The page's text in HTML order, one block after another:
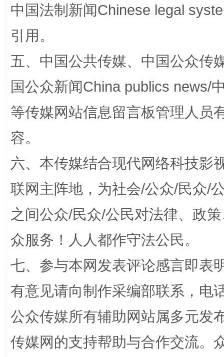
“蜀中异人”王建安的艺术幻境
中国法制新闻Chinese legal
引用。
五、中国公共传媒、中国公众传
国公众新闻China publics news/
等传媒网站信息留言板管理人员
容。
六、本传媒结合现代网络科技影
联网主阵地，为社会/公众/民众/
之间公众/民众/公民对法律、政
众服务！人人都作守法公民。
七、参与本网发表评论感言即表
有意见请向制作采编部联系，电
公众传媒所有辅助网站属多元发
传媒网的支持帮助与合作交流。